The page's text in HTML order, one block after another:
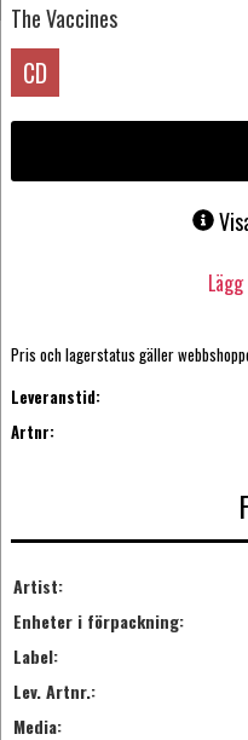
The Vaccines
CD
Pris och lagerstatus gäller
Leveranstid:
Artnr:
Artist:
Enheter i förpackning:
Label:
Lev. Artnr.:
Media: